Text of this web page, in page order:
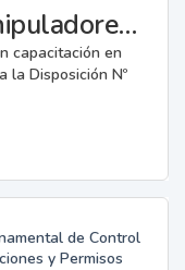
Capacitadores de Manipuladores de Alimentos.
capacitación en
la Disposición Nº
de Control
y Permisos